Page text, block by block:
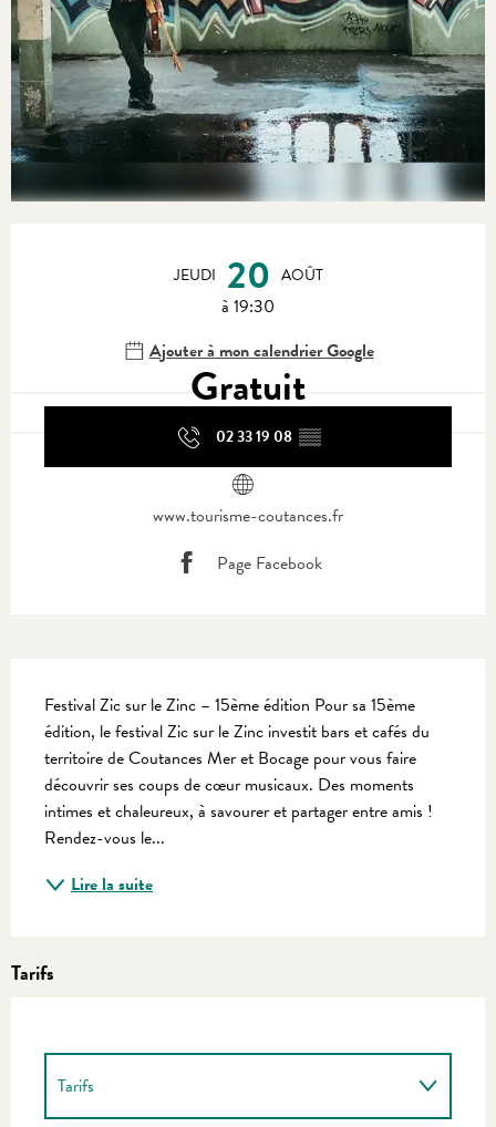
JEUDI 20 AOÛT
à 19:30
Ajouter à mon calendrier Google
Gratuit
02 33 19 08 ▒▒
www.tourisme-coutances.fr
Page Facebook
Festival Zic sur le Zinc – 15ème édition Pour sa 15ème
édition, le festival Zic sur le Zinc investit bars et cafés du
territoire de Coutances Mer et Bocage pour vous faire
découvrir ses coups de cœur musicaux. Des moments
intimes et chaleureux, à savourer et partager entre amis !
Rendez-vous le...
Lire la suite
Tarifs
Tarifs